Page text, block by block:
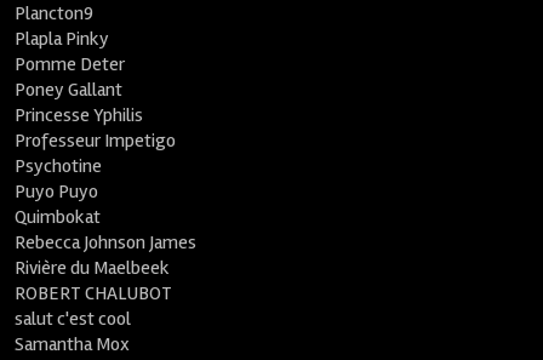
Plancton9
Plapla Pinky
Pomme Deter
Poney Gallant
Princesse Yphilis
Professeur Impetigo
Psychotine
Puyo Puyo
Quimbokat
Rebecca Johnson James
Rivière du Maelbeek
ROBERT CHALUBOT
salut c'est cool
Samantha Mox